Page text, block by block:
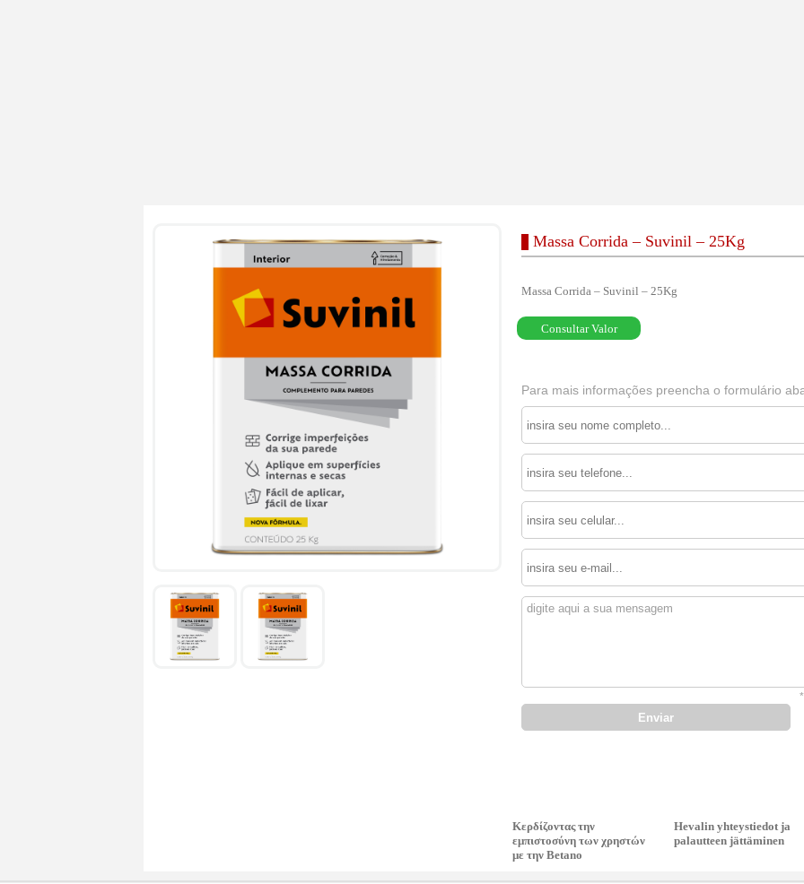
Massa Corrida – Suvinil – 25Kg
Massa Corrida – Suvinil – 25Kg
Consultar Valor
Para mais informações preencha o formulário
Κερδίζοντας την
εμπιστοσύνη των χρηστών
με την Betano
Hevalin yhteystiedot ja
palautteen jättäminen